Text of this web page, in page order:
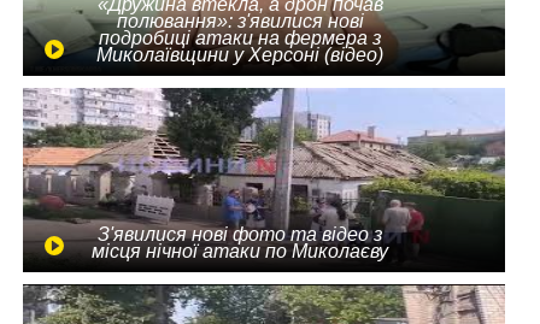
полювання»: з'явилися нові
подробиці атаки на фермера з
Миколаївщини у Херсоні (відео)
З'явилися нові фото та відео з
місця нічної атаки по Миколаєву